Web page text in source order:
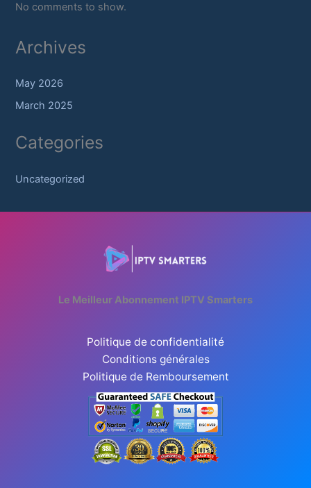
No comments to show.
Archives
May 2026
March 2025
Categories
Uncategorized
Le Meilleur Abonnement IPTV Smarters
Politique de confidentialité
Conditions générales
Politique de Remboursement